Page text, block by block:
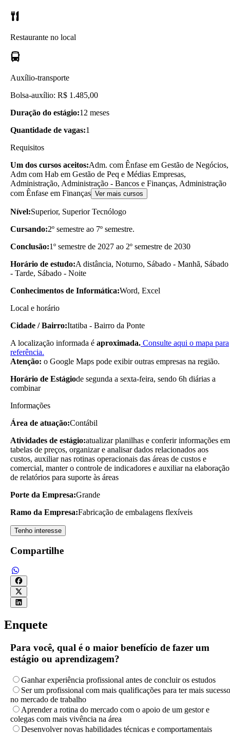
Restaurante no local
Auxílio-transporte
Bolsa-auxílio: R$ 1.485,00
Duração do estágio:12 meses
Quantidade de vagas:1
Requisitos
Um dos cursos aceitos:Adm. com Ênfase em Gestão de Negócios,
Adm com Hab em Gestão de Peq e Médias Empresas,
Administração, Administração - Bancos e Finanças, Administração
com Ênfase em Finanças Ver mais cursos
Nível:Superior, Superior Tecnólogo
Cursando:2º semestre ao 7º semestre.
Conclusão:1º semestre de 2027 ao 2º semestre de 2030
Horário de estudo:A distância, Noturno, Sábado - Manhã, Sábado
- Tarde, Sábado - Noite
Conhecimentos de Informática:Word, Excel
Local e horário
Cidade / Bairro:Itatiba - Bairro da Ponte
A localização informada é aproximada. Consulte aqui o mapa para
referência.
Atenção: o Google Maps pode exibir outras empresas na região.
Horário de Estágiode segunda a sexta-feira, sendo 6h diárias a
combinar
Informações
Área de atuação:Contábil
Atividades de estágio:atualizar planilhas e conferir informações em
tabelas de preços, organizar e analisar dados relacionados aos
custos, auxiliar nas rotinas operacionais das áreas de custos e
comercial, manter o controle de indicadores e auxiliar na elaboração
de relatórios para suporte às áreas
Porte da Empresa:Grande
Ramo da Empresa:Fabricação de embalagens flexíveis
Tenho interesse
Compartilhe
Enquete
Para você, qual é o maior benefício de fazer um
estágio ou aprendizagem?
Ganhar experiência profissional antes de concluir os estudos
Ser um profissional com mais qualificações para ter mais sucesso
no mercado de trabalho
Aprender a rotina do mercado com o apoio de um gestor e
colegas com mais vivência na área
Desenvolver novas habilidades técnicas e comportamentais